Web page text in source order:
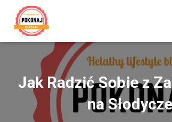
Jak Radzić Sobie z
na